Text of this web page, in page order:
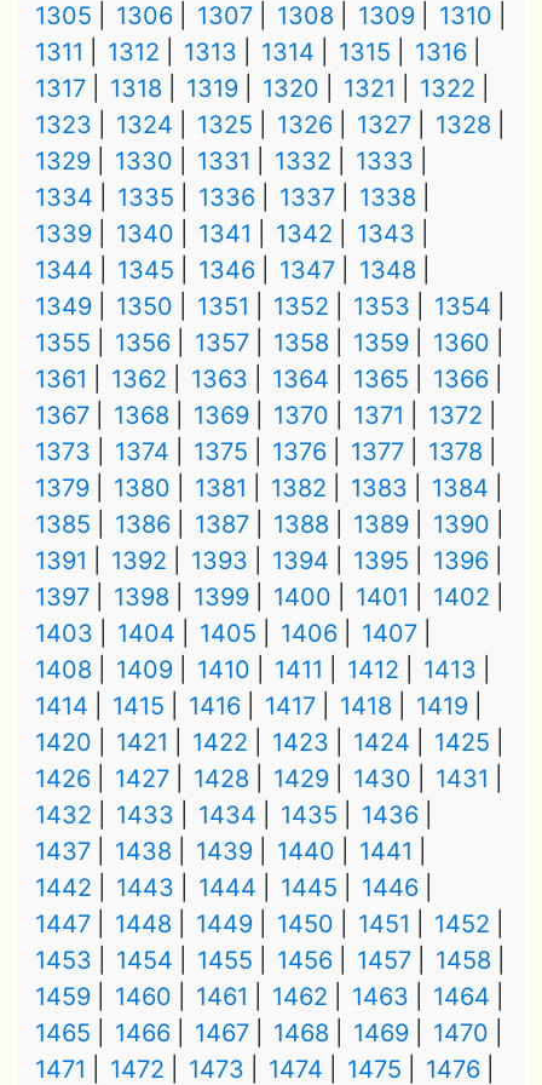
1305
1306 1307 1308 1309
1310
1311
1312 1313 1314 1315
1316
1317
1318 1319 1320 1321
1322
1323
1324 1325 1326 1327
1328
1329
1330 1331 1332
1333
1334
1335 1336 1337
1338
1339
1340 1341 1342
1343
1344
1345 1346 1347
1348
1349
1350 1351 1352 1353
1354
1355
1356 1357 1358 1359
1360
1361
1362 1363 1364 1365
1366
1367
1368 1369 1370 1371
1372
1373
1374 1375 1376 1377
1378
1379
1380 1381 1382 1383
1384
1385
1386 1387 1388 1389
1390
1391
1392 1393 1394 1395
1396
1397
1398 1399 1400 1401
1402
1403
1404 1405 1406
1407
1408
1409 1410 1411 1412
1413
1414
1415 1416 1417 1418
1419
1420
1421 1422 1423 1424
1425
1426
1427 1428 1429 1430
1431
1432
1433 1434 1435
1436
1437
1438 1439 1440
1441
1442
1443 1444 1445
1446
1447
1448 1449 1450 1451
1452
1453
1454 1455 1456 1457
1458
1459
1460 1461 1462 1463
1464
1465
1466 1467 1468 1469
1470
1471
1472 1473 1474 1475
1476